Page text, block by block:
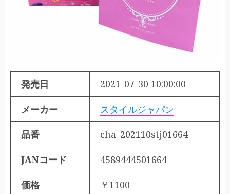
発売日 2021-07-30 10:00:00
メーカー スタイルジャパン
品番 cha_202110stj01664
JANコード 4589444501664
価格 ￥1100